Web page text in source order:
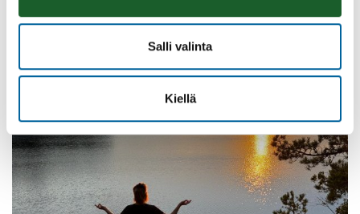
Salli valinta
Kiellä
Lue lisää